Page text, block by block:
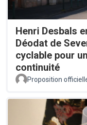
Henri Desbals
Déodat de
cyclable pour
continuité
Proposition